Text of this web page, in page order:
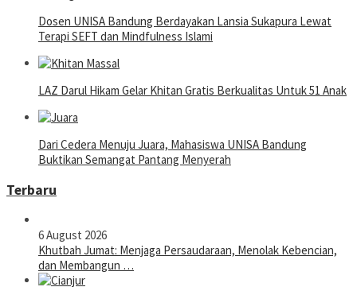
Dosen UNISA Bandung Berdayakan Lansia Sukapura Lewat
Terapi SEFT dan Mindfulness Islami
LAZ Darul Hikam Gelar Khitan Gratis Berkualitas Untuk 51 Anak
Dari Cedera Menuju Juara, Mahasiswa UNISA Bandung
Buktikan Semangat Pantang Menyerah
Terbaru
6 August 2026
Khutbah Jumat: Menjaga Persaudaraan, Menolak Kebencian,
dan Membangun …